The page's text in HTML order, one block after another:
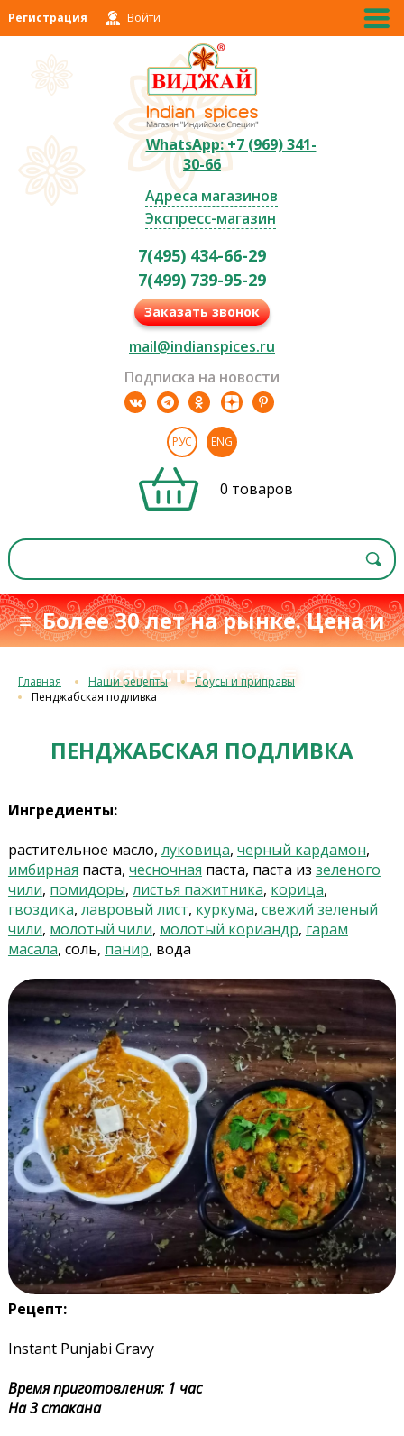
Регистрация Войти
WhatsApp: +7 (969) 341-
30-66
Адреса магазинов
Экспресс-магазин
7(495) 434-66-29
7(499) 739-95-29
Заказать звонок
mail@indianspices.ru
Подписка на новости
РУС ENG
0 товаров
≡ Более 30 лет на рынке. Цена и
качество с 1993 г.≡
Главная Наши рецепты
Соусы и приправы
Пенджабская подливка
ПЕНДЖАБСКАЯ ПОДЛИВКА
Ингредиенты:
растительное масло, луковица, черный кардамон,
имбирная паста, чесночная паста, паста из зеленого
чили, помидоры, листья пажитника, корица,
гвоздика, лавровый лист, куркума, свежий зеленый
чили, молотый чили, молотый кориандр, гарам
масала, соль, панир, вода
Рецепт:
Instant Punjabi Gravy
Время приготовления: 1 час
На 3 стакана